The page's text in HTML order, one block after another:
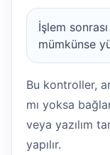
İşlem
mümkünse
Bu kontroller,
mı yoksa
veya yazılım
yapılır.